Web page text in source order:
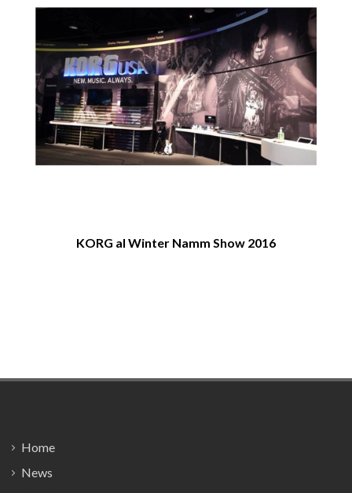
KORG al Winter Namm Show 2016
Home
News